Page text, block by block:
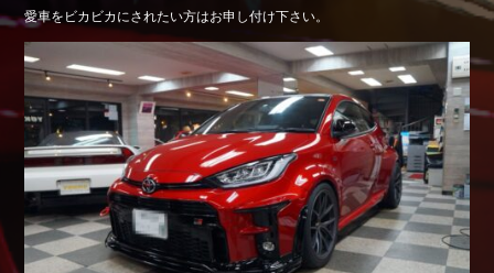
Shop info.
店舗紹介
Company
会社概要
愛車をビカビカにされたい方はお申し付け下さい。